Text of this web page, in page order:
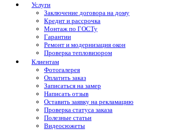
Услуги
Заключение договора на дому
Кредит и рассрочка
Монтаж по ГОСТу
Гарантии
Ремонт и модернизация окон
Проверка тепловизором
Клиентам
Фотогалерея
Оплатить заказ
Записаться на замер
Написать отзыв
Оставить заявку на рекламацию
Проверка статуса заказа
Полезные статьи
Видеосюжеты